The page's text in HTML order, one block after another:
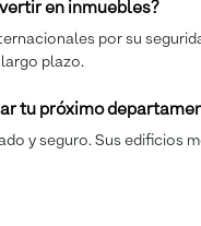
en inmuebles?
por su
plazo.
tu próximo
y seguro. Sus edificios